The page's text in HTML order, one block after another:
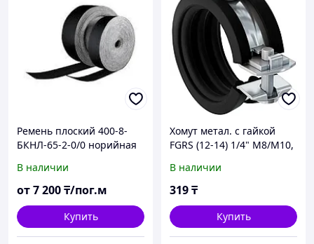
Ремень плоский 400-8-
БКНЛ-65-2-0/0 норийная
В наличии
от7 200₸/пог.м
Купить
Хомут метал. с гайкой
FGRS (12-14) 1/4" М8/М10,
В наличии
319₸
Купить